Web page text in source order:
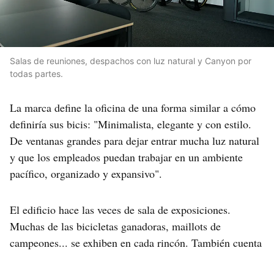
Salas de reuniones, despachos con luz natural y Canyon por
todas partes.
La marca define la oficina de una forma similar a cómo
definiría sus bicis: "Minimalista, elegante y con estilo.
De ventanas grandes para dejar entrar mucha luz natural
y que los empleados puedan trabajar en un ambiente
pacífico, organizado y expansivo".
El edificio hace las veces de sala de exposiciones.
Muchas de las bicicletas ganadoras, maillots de
campeones... se exhiben en cada rincón. También cuenta